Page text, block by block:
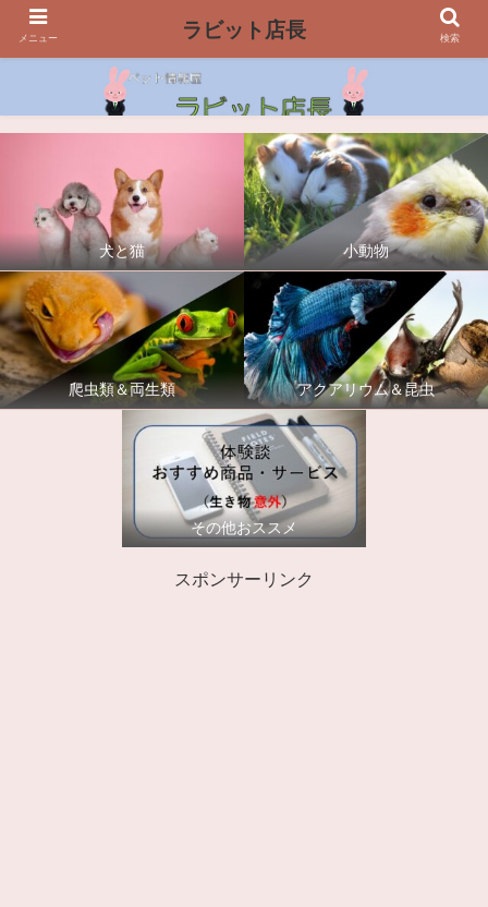
犬と猫 小動物
爬虫類＆両生類 アクアリウム＆昆虫
その他おススメ
スポンサーリンク
メニュー ラビット店長 検索